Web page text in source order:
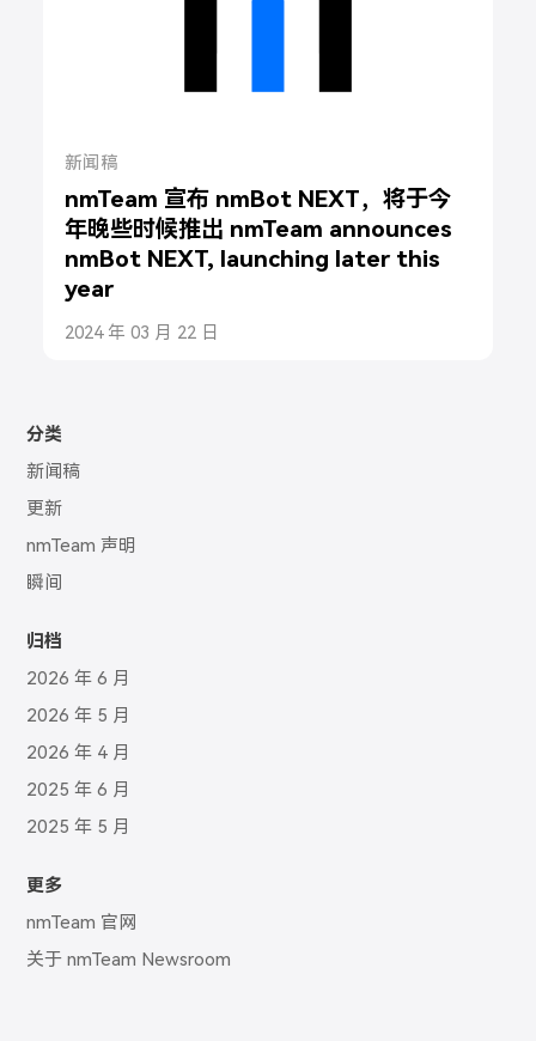
新闻稿
nmTeam 宣布 nmBot NEXT，将于今
年晚些时候推出 nmTeam announces
nmBot NEXT, launching later this
year
2024 年 03 月 22 日
分类
新闻稿
更新
nmTeam 声明
瞬间
归档
2026 年 6 月
2026 年 5 月
2026 年 4 月
2025 年 6 月
2025 年 5 月
更多
nmTeam 官网
关于 nmTeam Newsroom